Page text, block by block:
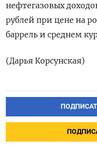
нефтегазовых
рублей при цене на
баррель и среднем
(Дарья Корсунская)